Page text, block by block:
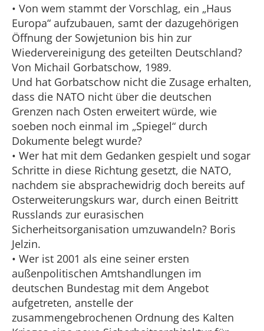
• Von wem stammt der Vorschlag, ein „Haus
Europa“ aufzubauen, samt der dazugehörigen
Öffnung der Sowjetunion bis hin zur
Wiedervereinigung des geteilten Deutschland?
Von Michail Gorbatschow, 1989.
Und hat Gorbatschow nicht die Zusage erhalten,
dass die NATO nicht über die deutschen
Grenzen nach Osten erweitert würde, wie
soeben noch einmal im „Spiegel“ durch
Dokumente belegt wurde?
• Wer hat mit dem Gedanken gespielt und sogar
Schritte in diese Richtung gesetzt, die NATO,
nachdem sie absprachewidrig doch bereits auf
Osterweiterungskurs war, durch einen Beitritt
Russlands zur eurasischen
Sicherheitsorganisation umzuwandeln? Boris
Jelzin.
• Wer ist 2001 als eine seiner ersten
außenpolitischen Amtshandlungen im
deutschen Bundestag mit dem Angebot
aufgetreten, anstelle der
zusammengebrochenen Ordnung des Kalten